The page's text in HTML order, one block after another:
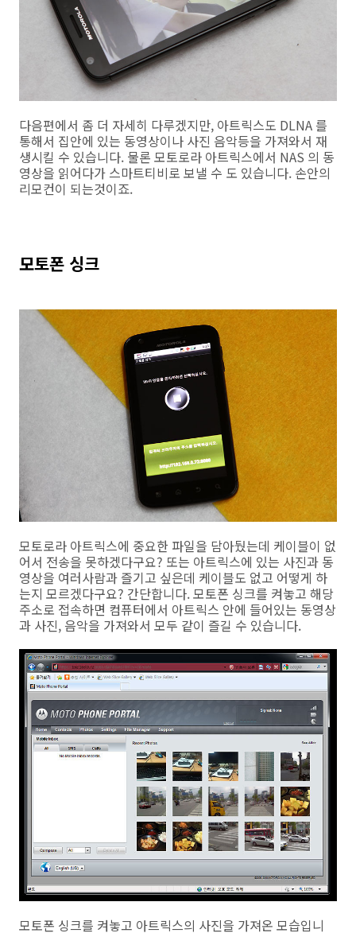
다음편에서 좀 더 자세히 다루겠지만, 아트릭스도 DLNA 를
통해서 집안에 있는 동영상이나 사진 음악등을 가져와서 재
생시킬 수 있습니다. 물론 모토로라 아트릭스에서 NAS 의 동
영상을 읽어다가 스마트티비로 보낼 수 도 있습니다. 손안의
리모컨이 되는것이죠.
모토폰 싱크
모토로라 아트릭스에 중요한 파일을 담아뒀는데 케이블이 없
어서 전송을 못하겠다구요? 또는 아트릭스에 있는 사진과 동
영상을 여러사람과 즐기고 싶은데 케이블도 없고 어떻게 하
는지 모르겠다구요? 간단합니다. 모토폰 싱크를 켜놓고 해당
주소로 접속하면 컴퓨터에서 아트릭스 안에 들어있는 동영상
과 사진, 음악을 가져와서 모두 같이 즐길 수 있습니다.
모토폰 싱크를 켜놓고 아트릭스의 사진을 가져온 모습입니